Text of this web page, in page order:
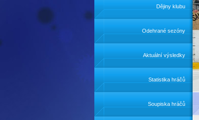
Dějiny klubu
Odehrané sezóny
Aktuální výsledky
Statistika hráčů
Soupiska hráčů